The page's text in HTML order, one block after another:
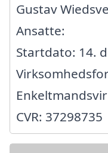
Gustav
Ansatte:
Startdato: 14.
CVR: 37298735